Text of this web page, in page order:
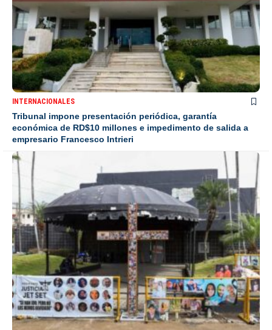
INTERNACIONALES
Tribunal impone presentación periódica, garantía
económica de RD$10 millones e impedimento de salida a
empresario Francesco Intrieri